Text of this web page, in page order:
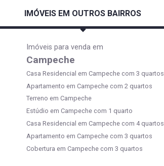
IMÓVEIS EM OUTROS BAIRROS
Imóveis para venda em
Campeche
Casa Residencial em Campeche com 3 quartos
Apartamento em Campeche com 2 quartos
Terreno em Campeche
Estúdio em Campeche com 1 quarto
Casa Residencial em Campeche com 4 quartos
Apartamento em Campeche com 3 quartos
Cobertura em Campeche com 3 quartos